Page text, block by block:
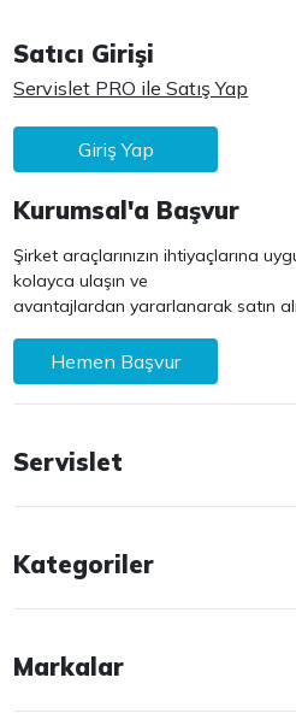
Satıcı Girişi
Servislet PRO ile Satış Yap
Giriş Yap
Kurumsal'a Başvur
Şirket araçlarınızın ihtiyaçlarına
kolayca ulaşın ve
avantajlardan yararlanarak satın
Hemen Başvur
Servislet
Kategoriler
Markalar